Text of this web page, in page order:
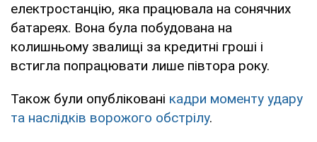
електростанцію, яка працювала на сонячних
батареях. Вона була побудована на
колишньому звалищі за кредитні гроші і
встигла попрацювати лише півтора року.
Також були опубліковані кадри моменту удару
та наслідків ворожого обстрілу.